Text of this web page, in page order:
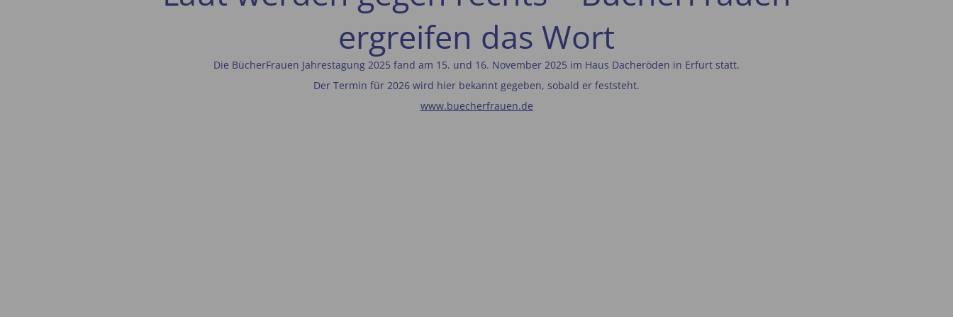
ergreifen das Wort
Die BücherFrauen Jahrestagung 2025 fand am 15. und 16. November 2025 im Haus Dacheröden in Erfurt statt.
Der Termin für 2026 wird hier bekannt gegeben, sobald er feststeht.
www.buecherfrauen.de